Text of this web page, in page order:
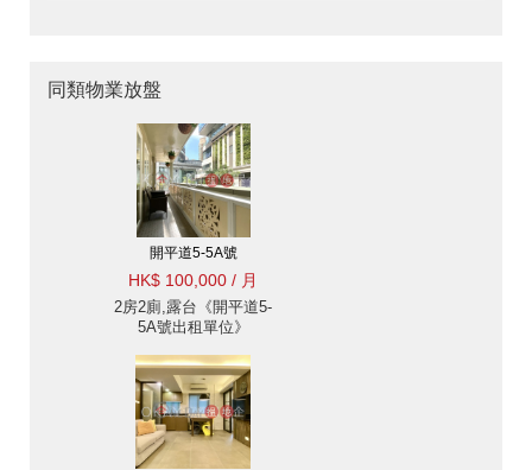
同類物業放盤
開平道5-5A號
HK$ 100,000 / 月
2房2廁,露台《開平道5-
5A號出租單位》